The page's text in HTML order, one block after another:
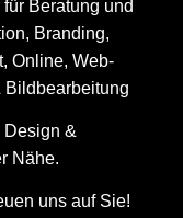
Beratung und
Branding,
Online, Web­
Bildbear­bei­tung
Design &
Nähe.
uns auf Sie!